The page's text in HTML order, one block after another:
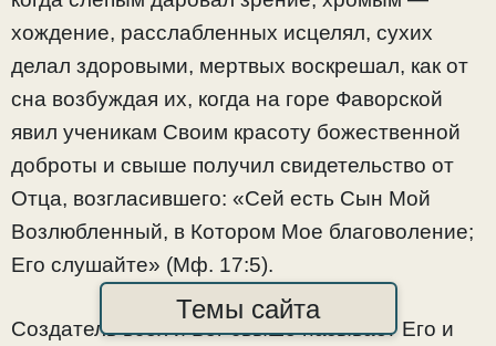
хождение, расслабленных исцелял, сухих
делал здоровыми, мертвых воскрешал, как от
сна возбуждая их, когда на горе Фаворской
явил ученикам Своим красоту божественной
доброты и свыше получил свидетельство от
Отца, возгласившего: «Сей есть Сын Мой
Возлюбленный, в Котором Мое благоволение;
Его слушайте» (Mф. 17:5).
Создатель всех и Бог свыше называет Его и
Темы сайта